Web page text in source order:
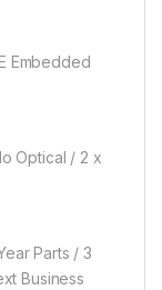
Embedded
Optical / 2 x
Parts / 3
Business